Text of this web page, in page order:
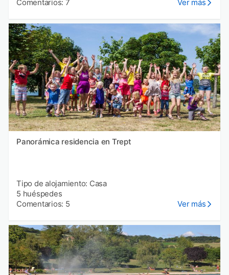
Comentarios: 7
Ver más
Panorámica residencia en Trept
Tipo de alojamiento: Casa
5 huéspedes
Comentarios: 5
Ver más